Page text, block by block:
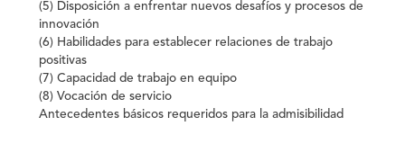
(5) Disposición a enfrentar nuevos desafíos y procesos de
innovación
(6) Habilidades para establecer relaciones de trabajo
positivas
(7) Capacidad de trabajo en equipo
(8) Vocación de servicio
Antecedentes básicos requeridos para la admisibilidad